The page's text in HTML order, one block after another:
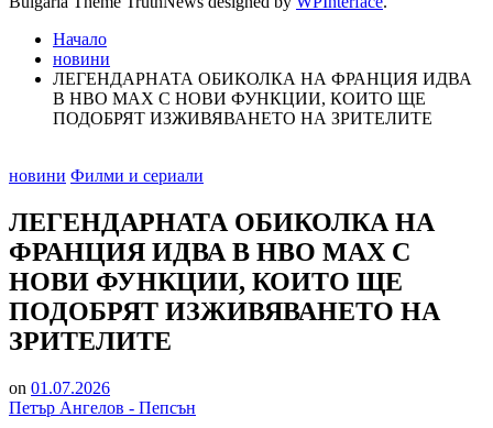
Начало
новини
ЛЕГЕНДАРНАТА ОБИКОЛКА НА ФРАНЦИЯ ИДВА
В НВО МАХ С НОВИ ФУНКЦИИ, КОИТО ЩЕ
ПОДОБРЯТ ИЗЖИВЯВАНЕТО НА ЗРИТЕЛИТЕ
Posted
новини Филми и сериали
ЛЕГЕНДАРНАТА ОБИКОЛКА НА
ФРАНЦИЯ ИДВА В НВО МАХ С
НОВИ ФУНКЦИИ, КОИТО ЩЕ
ПОДОБРЯТ ИЗЖИВЯВАНЕТО НА
ЗРИТЕЛИТЕ
on 01.07.2026
Петър Ангелов - Пепсън